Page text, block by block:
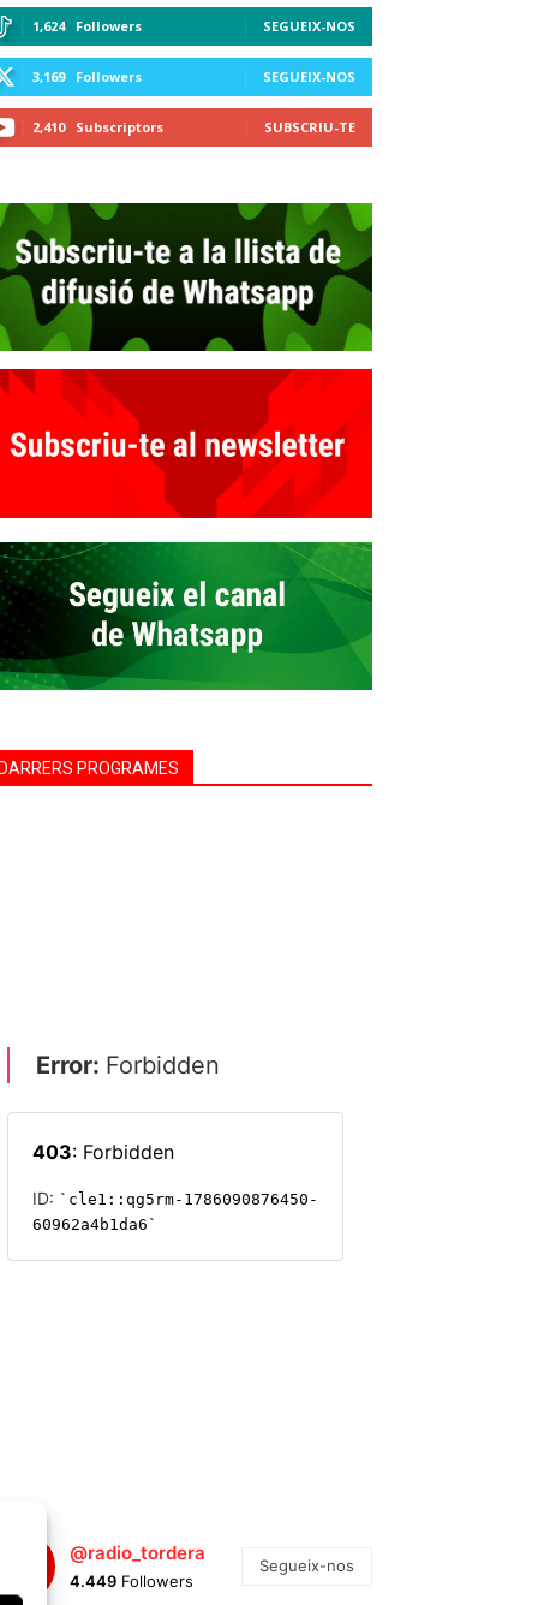
1,624 Followers SEGUEIX-NOS
3,169 Followers SEGUEIX-NOS
2,410 Subscriptors SUBSCRIU-TE
PROGRAMES
@radio_tordera
4.449 Followers
Segueix-nos